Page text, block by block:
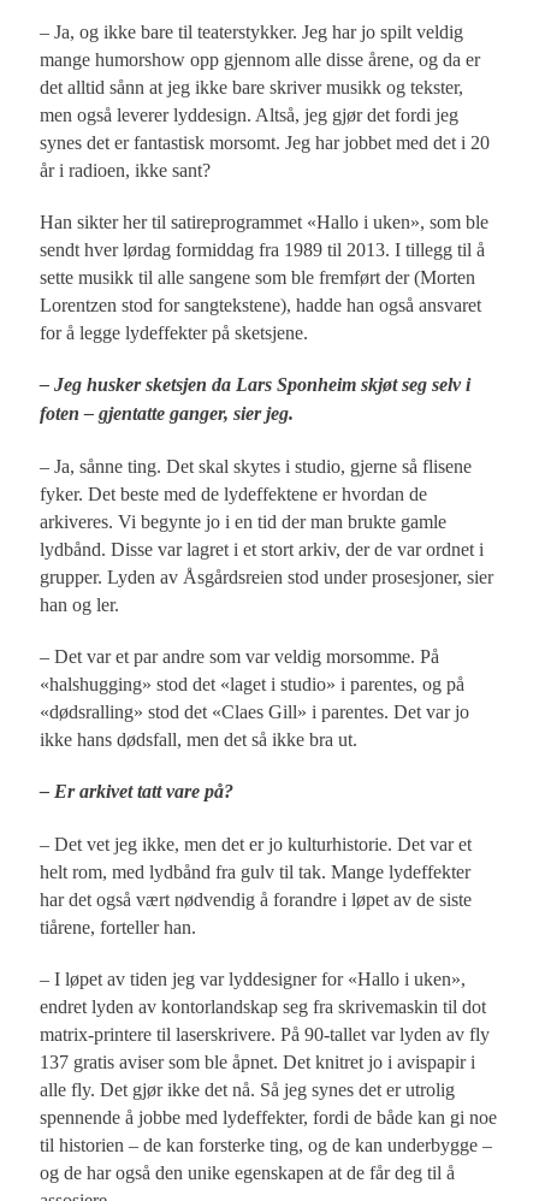
– Ja, og ikke bare til teaterstykker. Jeg har jo spilt veldig
mange humorshow opp gjennom alle disse årene, og da er
det alltid sånn at jeg ikke bare skriver musikk og tekster,
men også leverer lyddesign. Altså, jeg gjør det fordi jeg
synes det er fantastisk morsomt. Jeg har jobbet med det i 20
år i radioen, ikke sant?
Han sikter her til satireprogrammet «Hallo i uken», som ble
sendt hver lørdag formiddag fra 1989 til 2013. I tillegg til å
sette musikk til alle sangene som ble fremført der (Morten
Lorentzen stod for sangtekstene), hadde han også ansvaret
for å legge lydeffekter på sketsjene.
– Jeg husker sketsjen da Lars Sponheim skjøt seg selv i
foten – gjentatte ganger, sier jeg.
– Ja, sånne ting. Det skal skytes i studio, gjerne så flisene
fyker. Det beste med de lydeffektene er hvordan de
arkiveres. Vi begynte jo i en tid der man brukte gamle
lydbånd. Disse var lagret i et stort arkiv, der de var ordnet i
grupper. Lyden av Åsgårdsreien stod under prosesjoner, sier
han og ler.
– Det var et par andre som var veldig morsomme. På
«halshugging» stod det «laget i studio» i parentes, og på
«dødsralling» stod det «Claes Gill» i parentes. Det var jo
ikke hans dødsfall, men det så ikke bra ut.
– Er arkivet tatt vare på?
– Det vet jeg ikke, men det er jo kulturhistorie. Det var et
helt rom, med lydbånd fra gulv til tak. Mange lydeffekter
har det også vært nødvendig å forandre i løpet av de siste
tiårene, forteller han.
– I løpet av tiden jeg var lyddesigner for «Hallo i uken»,
endret lyden av kontorlandskap seg fra skrivemaskin til dot
matrix-printere til laserskrivere. På 90-tallet var lyden av fly
137 gratis aviser som ble åpnet. Det knitret jo i avispapir i
alle fly. Det gjør ikke det nå. Så jeg synes det er utrolig
spennende å jobbe med lydeffekter, fordi de både kan gi noe
til historien – de kan forsterke ting, og de kan underbygge –
og de har også den unike egenskapen at de får deg til å